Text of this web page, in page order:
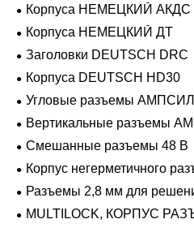
Корпуса НЕМЕЦКИЙ АКДС
Корпуса НЕМЕЦКИЙ ДТ
Заголовки DEUTSCH DRC
Корпуса DEUTSCH HD30
Угловые разъемы
Вертикальные разъемы
Смешанные разъемы 48 В
Корпус негерметичного
Разъемы 2,8 мм для
к напряжению 48 В
MULTILOCK, КОРПУС